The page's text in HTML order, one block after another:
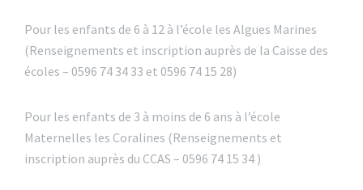
Pour les enfants de 6 à 12 à l’école les Algues Marines
(Renseignements et inscription auprès de la Caisse des
écoles – 0596 74 34 33 et 0596 74 15 28)
Pour les enfants de 3 à moins de 6 ans à l’école
Maternelles les Coralines (Renseignements et
inscription auprès du CCAS – 0596 74 15 34 )